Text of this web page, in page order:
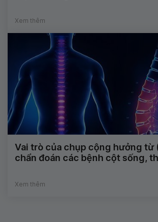
Xem thêm
Vai trò của chụp cộng hưởng từ
chẩn đoán các bệnh cột sống,
Xem thêm